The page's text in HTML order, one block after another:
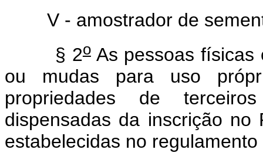
V - amostrador de
§ 2oAs pessoas físicas
ou mudas para uso
propriedades de
dispensadas da inscrição no
estabelecidas no